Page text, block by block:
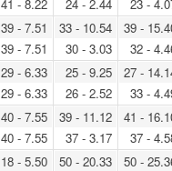
41 - 8.22
24 - 2.44
23 -
39 - 7.51
39 - 7.51
33 - 10.54
30 - 3.03
39 -
32 -
29 - 6.33
29 - 6.33
25 - 9.25
26 - 2.52
27 -
33 -
40 - 7.55
40 - 7.55
39 - 11.12
37 - 3.17
41 -
37 -
18 - 5.50
50 - 20.33
50 -